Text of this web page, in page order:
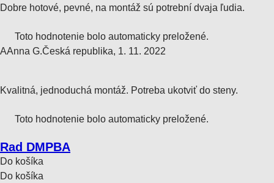
Dobre hotové, pevné, na montáž sú potrební dvaja ľudia.
Toto hodnotenie bolo automaticky preložené.
AAnna G.Česká republika, 1. 11. 2022
Kvalitná, jednoduchá montáž. Potreba ukotviť do steny.
Toto hodnotenie bolo automaticky preložené.
Rad DMPBA
Do košíka
Do košíka